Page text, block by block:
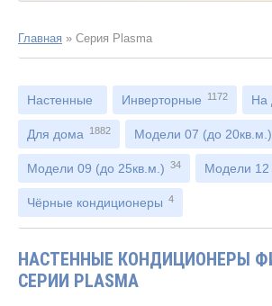
Главная » Серия Plasma
Настенные Инверторные 1172 На
Для дома 1882 Модели 07 (до 20кв.м.)
Модели 09 (до 25кв.м.) 34 Модели 12
Чёрные кондиционеры 4
НАСТЕННЫЕ КОНДИЦИОНЕРЫ
СЕРИИ PLASMA